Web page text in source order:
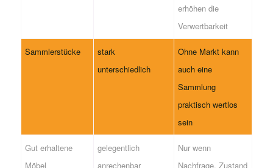
erhöhen die
Verwertbarkeit
Sammlerstücke
stark
unterschiedlich
Ohne Markt kann
auch eine
Sammlung
praktisch wertlos
sein
Gut erhaltene
Möbel
gelegentlich
anrechenbar
Nur wenn
Nachfrage, Zustand